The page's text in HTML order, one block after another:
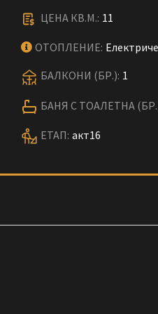
ЦЕНА КВ.М.: 11
ОТОПЛЕНИЕ:
БАЛКОНИ (БР.): 1
БАНЯ С ТОАЛЕТНА
ЕТАП: акт16